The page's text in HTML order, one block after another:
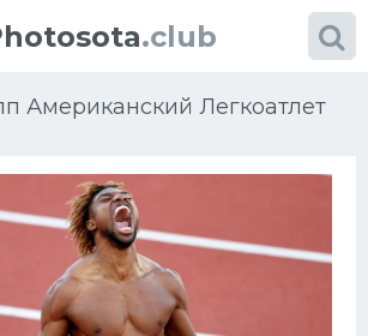
.club
Американский Легкоатлет
Фото